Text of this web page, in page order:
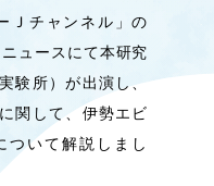
OUR OPEN
学問探求セミナー
Ｊチャンネル」の
ュースにて本研究
験所）が出演し、
関して、伊勢エビ
ついて解説しまし